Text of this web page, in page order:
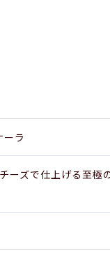
ラ
ズで仕上げる至極